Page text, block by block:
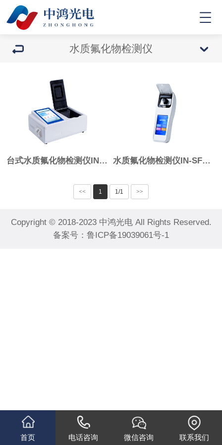
水质氟化物检测仪
台式水质氟化物检测仪IN-TFHW 水质氟化物检测仪IN-SFHW
<< 1 1/1 >>
Copyright © 2018-2023 中鸿光电 All Rights Reserved.
备案号： 鲁ICP备19039061号-1
首页 电话咨询 微信咨询 联系我们